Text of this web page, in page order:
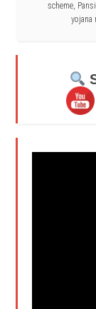
scheme,
yojana